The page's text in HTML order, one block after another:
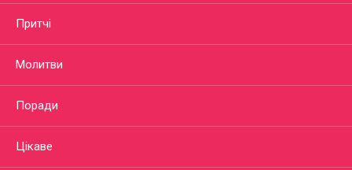
Притчі
Молитви
Поради
Цікаве